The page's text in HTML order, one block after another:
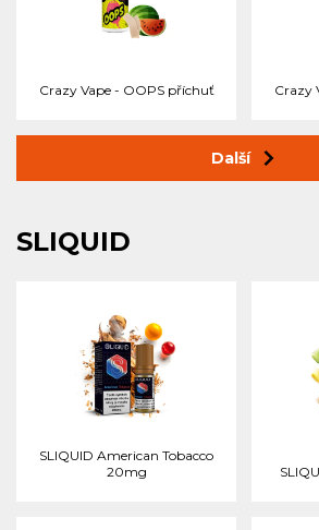
Crazy Vape - OOPS příchuť Crazy
Další
SLIQUID
SLIQUID American Tobacco
20mg